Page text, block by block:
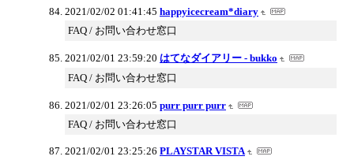
2021/02/02 01:41:45 happyicecream*diary
FAQ / お問い合わせ窓口
2021/02/01 23:59:20 はてなダイアリー - bukko
FAQ / お問い合わせ窓口
2021/02/01 23:26:05 purr purr purr
FAQ / お問い合わせ窓口
2021/02/01 23:25:26 PLAYSTAR VISTA